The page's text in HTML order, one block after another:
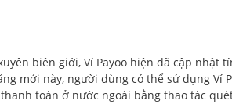
biên giới, Ví Payoo hiện đã cập nhật
mới này, người dùng có thể sử dụng Ví
toán ở nước ngoài bằng thao tác